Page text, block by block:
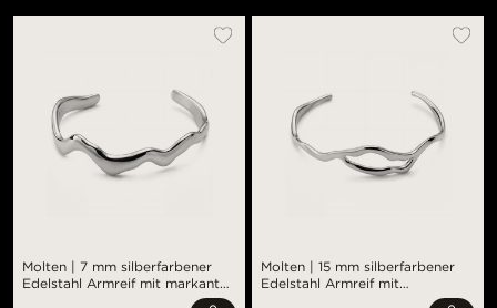
Molten | 7 mm silberfarbener
Edelstahl Armreif mit markant
Molten | 15 mm silberfarbener
Edelstahl Armreif mit